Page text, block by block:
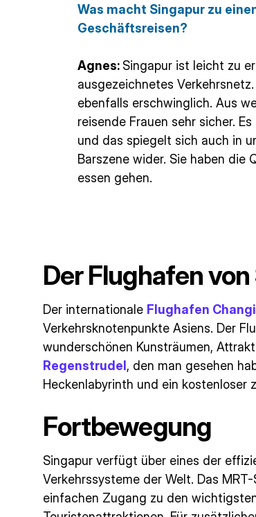
Was macht Singapur zu
Geschäftsreisen?
Agnes: Singapur ist leicht zu
ausgezeichnetes
ebenfalls erschwinglich. Aus
reisende Frauen sehr sicher.
und das spiegelt sich auch in
Barszene wider. Sie haben die
essen gehen.
Der Flughafen
Der internationale Flughafen Changi
Verkehrsknotenpunkte Asiens. Der
wunderschönen Kunsträumen,
Regenstrudel, den man gesehen
Heckenlabyrinth und ein kostenloser
Fortbewegung
Singapur verfügt über eines der
Verkehrssysteme der Welt. Das
einfachen Zugang zu den